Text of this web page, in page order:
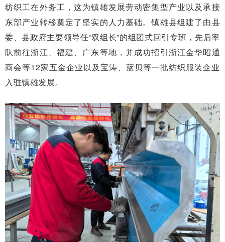
纺织工在外务工，这为镇雄发展劳动密集型产业以及承接
东部产业转移奠定了坚实的人力基础。镇雄县组建了由县
委、县政府主要领导任“双组长”的组团式回引专班，先后率
队前往浙江、福建、广东等地，并成功招引浙江金华昭通
商会等12家五金企业以及宝涛、蓝贝等一批纺织服装企业
入驻镇雄发展。